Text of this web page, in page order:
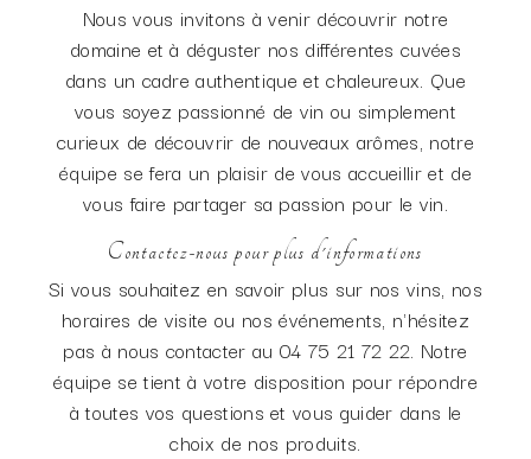
Nous vous invitons à venir découvrir notre
domaine et à déguster nos différentes cuvées
dans un cadre authentique et chaleureux. Que
vous soyez passionné de vin ou simplement
curieux de découvrir de nouveaux arômes, notre
équipe se fera un plaisir de vous accueillir et de
vous faire partager sa passion pour le vin.
Contactez-nous pour plus d'informations
Si vous souhaitez en savoir plus sur nos vins, nos
horaires de visite ou nos événements, n'hésitez
pas à nous contacter au 04 75 21 72 22. Notre
équipe se tient à votre disposition pour répondre
à toutes vos questions et vous guider dans le
choix de nos produits.